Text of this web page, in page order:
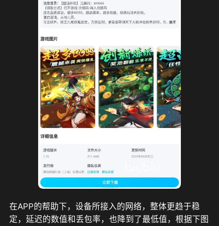
在APP的帮助下，设备所接入的网络，整体更趋于稳
定，延迟的数值和丢包率，也降到了最低值，根据下图